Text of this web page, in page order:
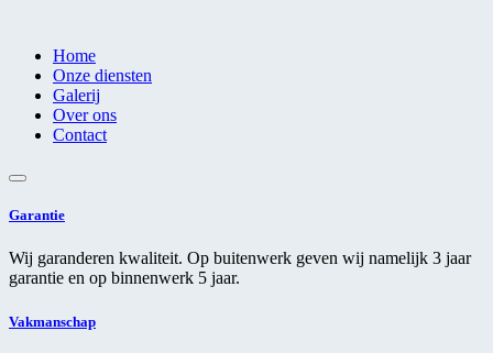
Home
Onze diensten
Galerij
Over ons
Contact
Garantie
Wij garanderen kwaliteit. Op buitenwerk geven wij namelijk 3 jaar
garantie en op binnenwerk 5 jaar.
Vakmanschap